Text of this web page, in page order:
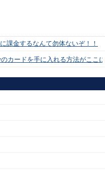
課金するなんて勿体ないぞ！！
カードを手に入れる方法がここ